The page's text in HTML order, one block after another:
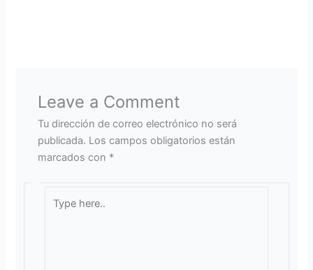
Leave a Comment
Tu dirección de correo electrónico no será
publicada. Los campos obligatorios están
marcados con *
here..